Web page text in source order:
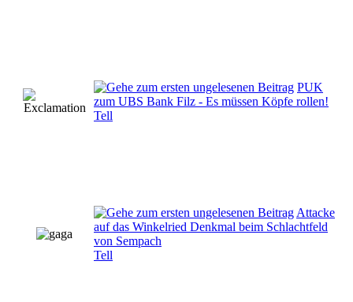
PUK
zum UBS Bank Filz - Es müssen Köpfe rollen!
Tell
Attacke
auf das Winkelried Denkmal beim Schlachtfeld
von Sempach
Tell